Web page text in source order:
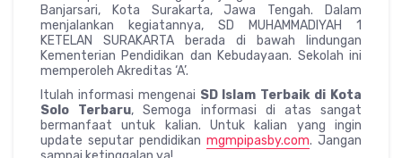
Banjarsari, Kota Surakarta, Jawa Tengah. Dalam
menjalankan kegiatannya, SD MUHAMMADIYAH 1
KETELAN SURAKARTA berada di bawah lindungan
Kementerian Pendidikan dan Kebudayaan. Sekolah ini
memperoleh Akreditas ‘A’.
Itulah informasi mengenai SD Islam Terbaik di Kota
Solo Terbaru, Semoga informasi di atas sangat
bermanfaat untuk kalian. Untuk kalian yang ingin
update seputar pendidikan mgmpipasby.com. Jangan